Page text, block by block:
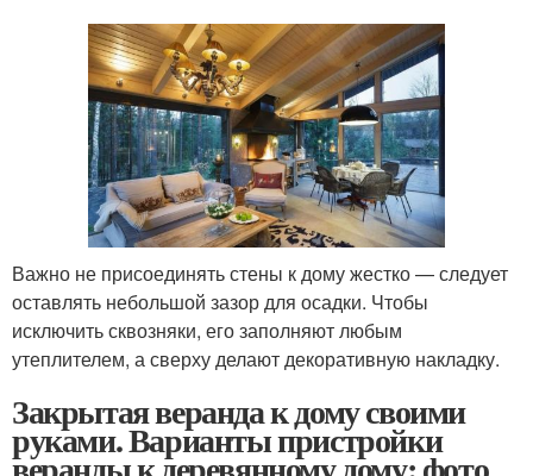
Важно не присоединять стены к дому жестко — следует
оставлять небольшой зазор для осадки. Чтобы
исключить сквозняки, его заполняют любым
утеплителем, а сверху делают декоративную накладку.
Закрытая веранда к дому своими
руками. Варианты пристройки